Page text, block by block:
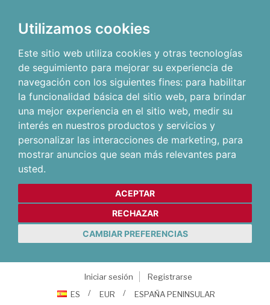
Utilizamos cookies
Este sitio web utiliza cookies y otras tecnologías
de seguimiento para mejorar su experiencia de
navegación con los siguientes fines: para habilitar
la funcionalidad básica del sitio web, para brindar
una mejor experiencia en el sitio web, medir su
interés en nuestros productos y servicios y
personalizar las interacciones de marketing, para
mostrar anuncios que sean más relevantes para
usted.
ACEPTAR
RECHAZAR
CAMBIAR PREFERENCIAS
Iniciar sesión
Registrarse
ES
EUR ESPAÑA PENINSULAR